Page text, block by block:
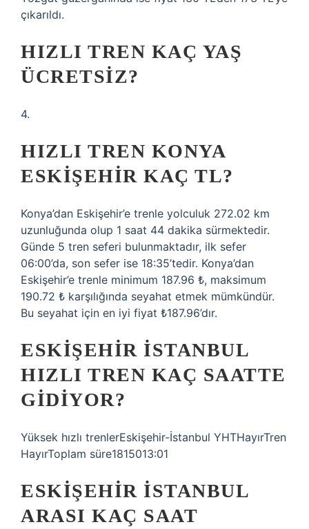
çıkarıldı.
HIZLI TREN KAÇ YAŞ
ÜCRETSIZ?
4.
HIZLI TREN KONYA
ESKIŞEHIR KAÇ TL?
Konya’dan Eskişehir’e trenle yolculuk 272.02 km
uzunluğunda olup 1 saat 44 dakika sürmektedir.
Günde 5 tren seferi bulunmaktadır, ilk sefer
06:00’da, son sefer ise 18:35’tedir. Konya’dan
Eskişehir’e trenle minimum 187.96 ₺, maksimum
190.72 ₺ karşılığında seyahat etmek mümkündür.
Bu seyahat için en iyi fiyat ₺187.96’dır.
ESKIŞEHIR İSTANBUL
HIZLI TREN KAÇ SAATTE
GIDIYOR?
Yüksek hızlı trenlerEskişehir-İstanbul YHTHayırTren
HayırToplam süre1815013:01
ESKIŞEHIR İSTANBUL
ARASI KAÇ SAAT